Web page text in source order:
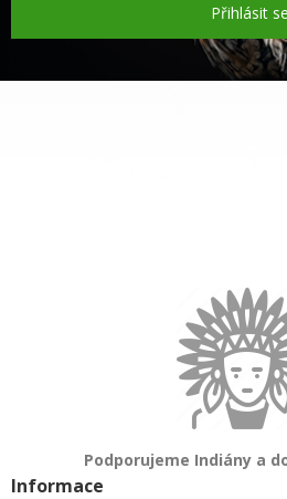
Přihlásit se
Podporujeme Indiány a
Informace